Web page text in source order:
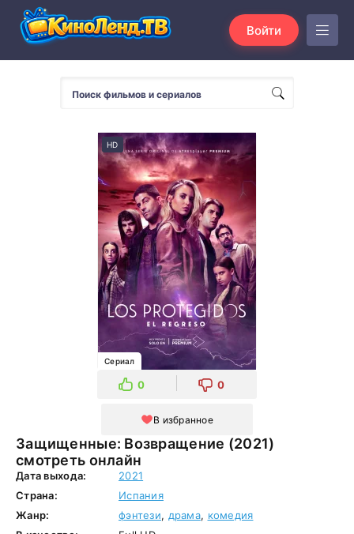
Войти
Защищенные: Возвращение (2021)
смотреть онлайн
HD
Сериал
0 0
В избранное
Дата выхода:
2021
Страна:
Испания
Жанр:
фэнтези, драма, комедия